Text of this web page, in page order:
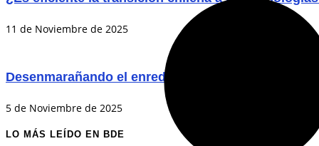
11 de Noviembre de 2025
Desenmarañando el enredo de las tarifas
5 de Noviembre de 2025
LO MÁS LEÍDO EN BDE